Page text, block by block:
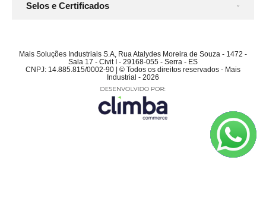
Selos e Certificados
Mais Soluções Industriais S.A, Rua Atalydes Moreira de Souza - 1472 -
Sala 17 - Civit I - 29168-055 - Serra - ES
CNPJ: 14.885.815/0002-90 | © Todos os direitos reservados - Mais
Industrial - 2026